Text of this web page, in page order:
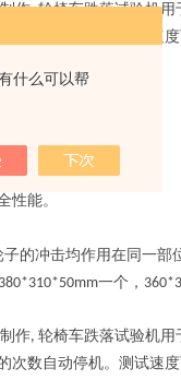
什么可以帮
制作,轮椅车跌落试验机用
数自动停机。测试速
性能。
的冲击均作用在同一部
380*310*50mm一个，
制作, 轮椅车跌落试验机用
数自动停机。测试速